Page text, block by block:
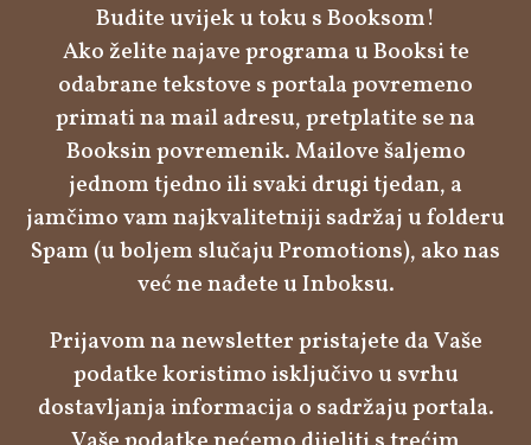
Budite uvijek u toku s Booksom!
Ako želite najave programa u Booksi te
odabrane tekstove s portala povremeno
primati na mail adresu, pretplatite se na
Booksin povremenik. Mailove šaljemo
jednom tjedno ili svaki drugi tjedan, a
jamčimo vam najkvalitetniji sadržaj u folderu
Spam (u boljem slučaju Promotions), ako nas
već ne nađete u Inboksu.
Prijavom na newsletter pristajete da Vaše
podatke koristimo isključivo u svrhu
dostavljanja informacija o sadržaju portala.